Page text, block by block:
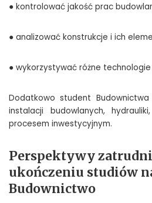
● kontrolować jakość prac
● analizować konstrukcje i ich
● wykorzystywać różne
Dodatkowo student
instalacji budowlanych,
procesem inwestycyjnym.
Perspektywy
ukończeniu studiów
Budownictwo